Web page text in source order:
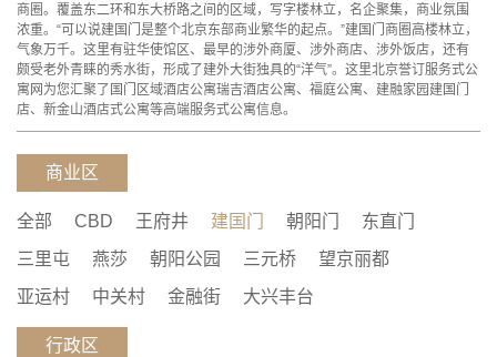
商圈。覆盖东二环和东大桥路之间的区域，写字楼林立，名企聚集，商业氛围
浓重。“可以说建国门是整个北京东部商业繁华的起点。”建国门商圈高楼林立，
气象万千。这里有驻华使馆区、最早的涉外商厦、涉外商店、涉外饭店，还有
颇受老外青睐的秀水街，形成了建外大街独具的“洋气”。这里北京誉订服务式公
寓网为您汇聚了国门区域酒店公寓瑞吉酒店公寓、福庭公寓、建融家园建国门
店、新金山酒店式公寓等高端服务式公寓信息。
商业区
全部 CBD 王府井 建国门 朝阳门
东直门
三里屯
燕莎 朝阳公园 三元桥
望京丽都
亚运村
中关村 金融街 大兴丰台
行政区